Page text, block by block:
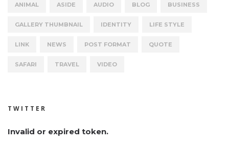
ANIMAL ASIDE AUDIO BLOG BUSINESS
GALLERY THUMBNAIL IDENTITY LIFE STYLE
LINK NEWS POST FORMAT QUOTE
SAFARI TRAVEL VIDEO
TWITTER
Invalid or expired token.